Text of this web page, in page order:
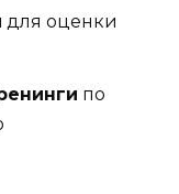
для оценки
по